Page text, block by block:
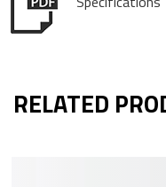
RELATED